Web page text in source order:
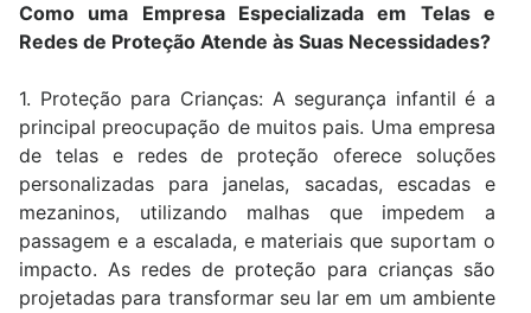
Como uma Empresa Especializada em Telas e
Redes de Proteção Atende às Suas Necessidades?
1. Proteção para Crianças: A segurança infantil é a
principal preocupação de muitos pais. Uma empresa
de telas e redes de proteção oferece soluções
personalizadas para janelas, sacadas, escadas e
mezaninos, utilizando malhas que impedem a
passagem e a escalada, e materiais que suportam o
impacto. As redes de proteção para crianças são
projetadas para transformar seu lar em um ambiente